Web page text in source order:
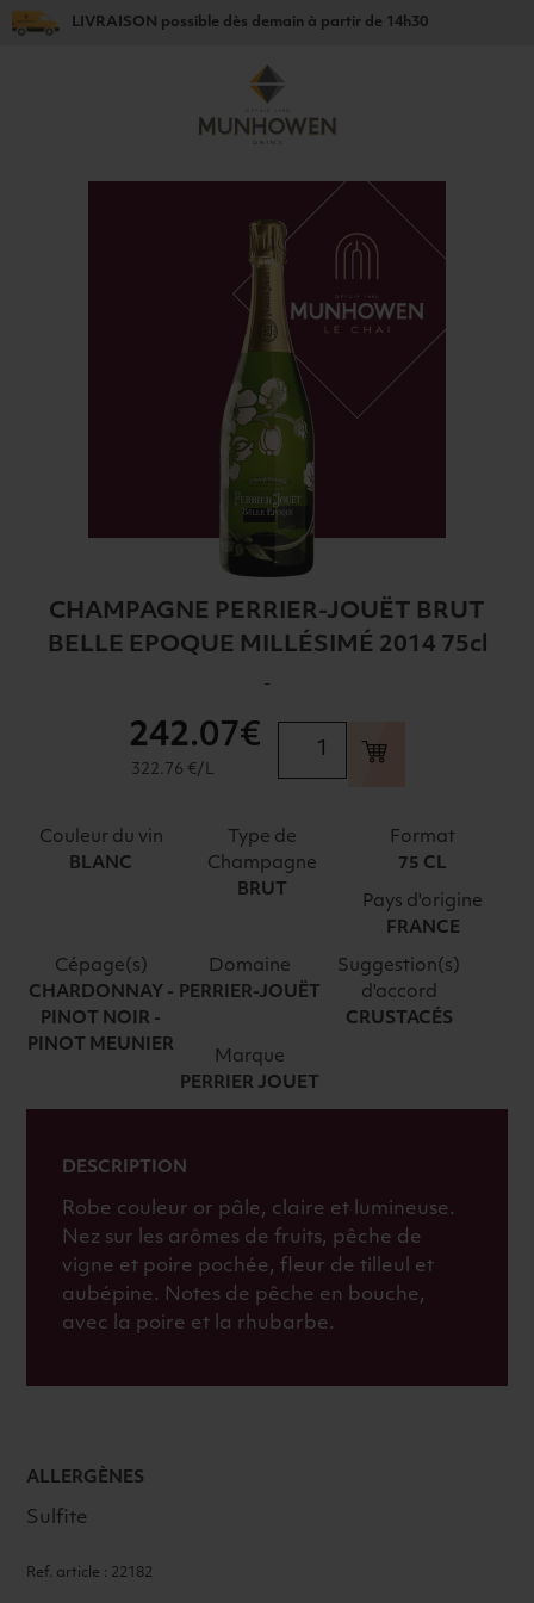
LIVRAISON possible dès demain à partir de 14h30
CHAMPAGNE PERRIER-JOUËT BRUT
BELLE EPOQUE MILLÉSIMÉ 2014 75cl
-
BRUT
MILLÉSIMÉ
2014
242.07€
322.76 €/L
Couleur du vin
BLANC
Type de
Champagne
BRUT
Format
75 CL
Pays d'origine
FRANCE
Cépage(s)
CHARDONNAY -
PINOT NOIR -
PINOT MEUNIER
Domaine
PERRIER-JOUËT
Suggestion(s)
d'accord
CRUSTACÉS
Marque
PERRIER JOUET
DESCRIPTION
Robe couleur or pâle, claire et lumineuse.
Nez sur les arômes de fruits, pêche de
vigne et poire pochée, fleur de tilleul et
aubépine. Notes de pêche en bouche,
avec la poire et la rhubarbe.
ALLERGÈNES
Sulfite
Ref. article : 22182